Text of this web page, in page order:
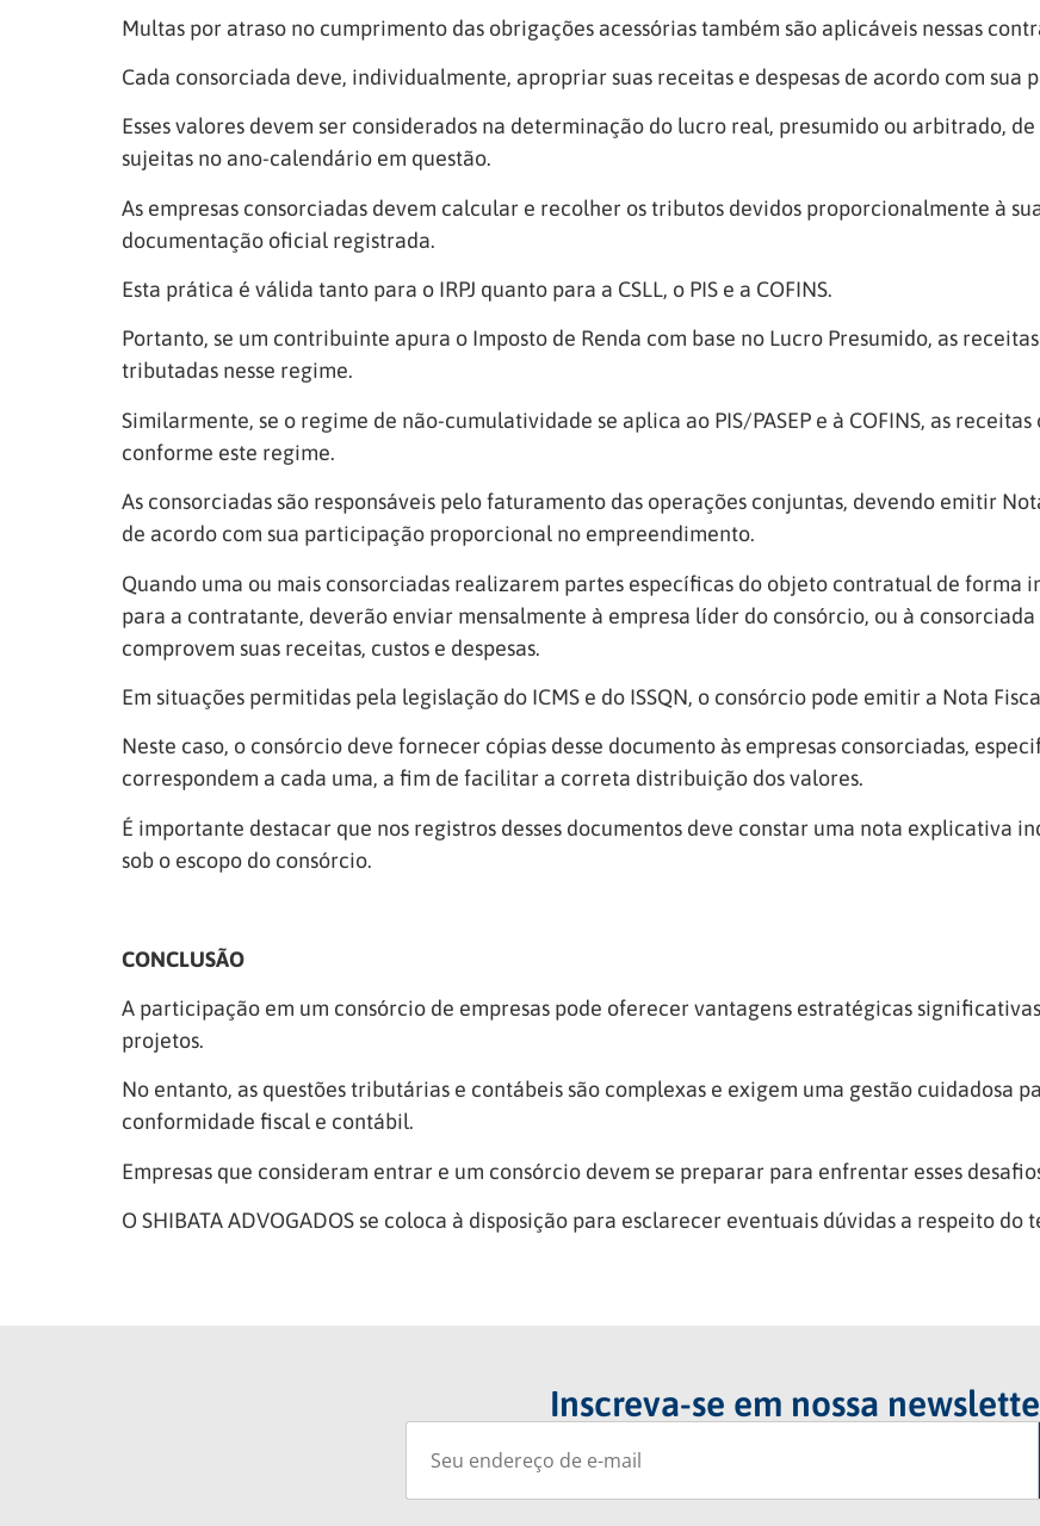
Multas por atraso no cumprimento das obrigações acessórias também são aplicáveis nessas
Cada consorciada deve, individualmente, apropriar suas receitas e despesas de acordo com
Esses valores devem ser considerados na determinação do lucro real, presumido ou arbitrado,
sujeitas no ano-calendário em questão.
As empresas consorciadas devem calcular e recolher os tributos devidos proporcionalmente à
documentação oficial registrada.
Esta prática é válida tanto para o IRPJ quanto para a CSLL, o PIS e a COFINS.
Portanto, se um contribuinte apura o Imposto de Renda com base no Lucro Presumido, as
tributadas nesse regime.
Similarmente, se o regime de não-cumulatividade se aplica ao PIS/PASEP e à COFINS, as
conforme este regime.
As consorciadas são responsáveis pelo faturamento das operações conjuntas, devendo emitir
de acordo com sua participação proporcional no empreendimento.
Quando uma ou mais consorciadas realizarem partes específicas do objeto contratual de
para a contratante, deverão enviar mensalmente à empresa líder do consórcio, ou à
comprovem suas receitas, custos e despesas.
Em situações permitidas pela legislação do ICMS e do ISSQN, o consórcio pode emitir a Nota
Neste caso, o consórcio deve fornecer cópias desse documento às empresas consorciadas,
correspondem a cada uma, a fim de facilitar a correta distribuição dos valores.
É importante destacar que nos registros desses documentos deve constar uma nota explicativa
sob o escopo do consórcio.
CONCLUSÃO
A participação em um consórcio de empresas pode oferecer vantagens estratégicas
projetos.
No entanto, as questões tributárias e contábeis são complexas e exigem uma gestão cuidadosa
conformidade fiscal e contábil.
Empresas que consideram entrar e um consórcio devem se preparar para enfrentar esses
O SHIBATA ADVOGADOS se coloca à disposição para esclarecer eventuais dúvidas a respeito do
Inscreva-se em nossa